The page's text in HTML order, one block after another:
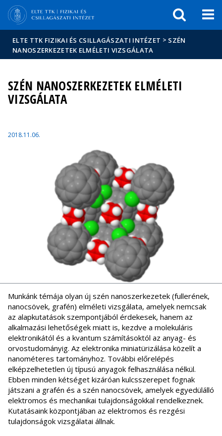
Események
sajtóban
ELTE TTK FIZIKAI ÉS CSILLAGÁSZATI INTÉZET > SZÉN
NANOSZERKEZETEK ELMÉLETI VIZSGÁLATA
SZÉN NANOSZERKEZETEK ELMÉLETI
VIZSGÁLATA
2018.11.06.
Munkánk témája olyan új szén nanoszerkezetek (fullerének,
nanocsövek, grafén) elméleti vizsgálata, amelyek nemcsak
az alapkutatások szempontjából érdekesek, hanem az
alkalmazási lehetőségek miatt is, kezdve a molekuláris
elektronikától és a kvantum számításoktól az anyag- és
orvostudományig. Az elektronika miniatürizálása közelít a
nanométeres tartományhoz. További előrelépés
elképzelhetetlen új típusú anyagok felhasználása nélkül.
Ebben minden kétséget kizáróan kulcsszerepet fognak
játszani a grafén és a szén nanocsövek, amelyek egyedülálló
elektromos és mechanikai tulajdonságokkal rendelkeznek.
Kutatásaink központjában az elektromos és rezgési
tulajdonságok vizsgálatai állnak.